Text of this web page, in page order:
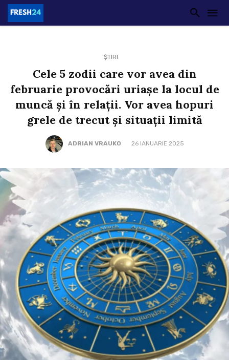
ȘTIRI
Cele 5 zodii care vor avea din
februarie provocări uriașe la locul de
muncă și în relații. Vor avea hopuri
grele de trecut și situații limită
ADRIAN VRAUKO 26 IANUARIE 2025